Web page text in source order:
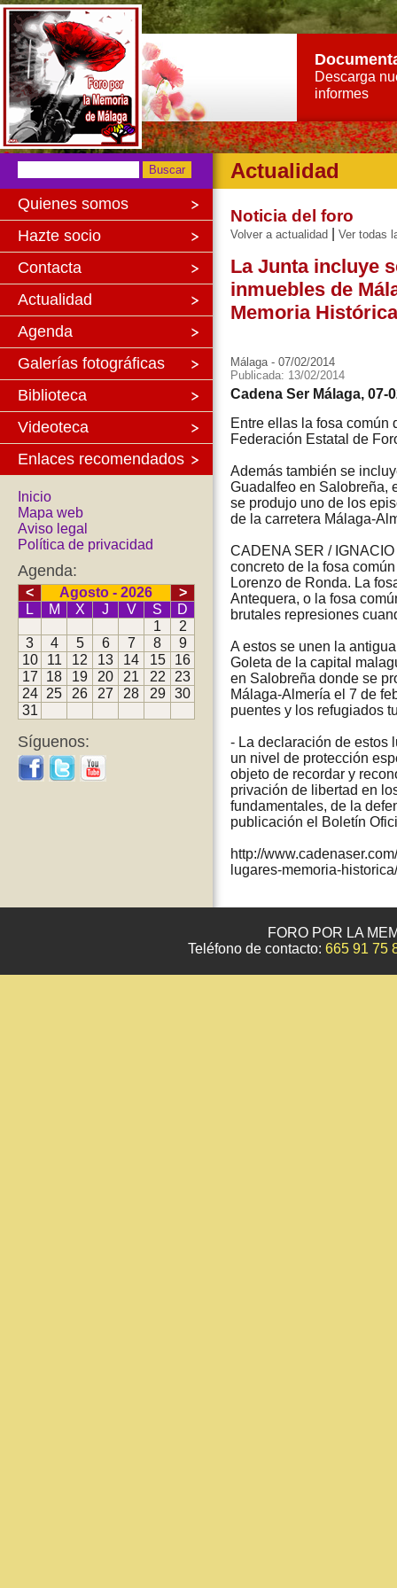
Descarga
informes
Quienes somos
Hazte socio
Contacta
Actualidad
Agenda
Galerías fotográficas
Biblioteca
Videoteca
Enlaces recomendados
Inicio
Mapa web
Aviso legal
Política de privacidad
Agenda:
< Agosto - 2026
>
L
M X J V S
D
1
2
3
4 5 6 7 8
9
10
11 12 13 14 15
16
17
18 19 20 21 22
23
24
25 26 27 28 29
30
31
Síguenos:
Actualidad
Noticia del foro
Volver a actualidad Ver todas
La Junta incluye
inmuebles de
Memoria Histórica
Málaga - 07/02/2014
Publicada: 13/02/2014
Cadena Ser Málaga, 07-
Entre ellas la fosa común
Federación Estatal de
Además también se
Guadalfeo en Salobreña,
se produjo uno de los
de la carretera Málaga-
CADENA SER /
concreto de la fosa
Lorenzo de Ronda. La
Antequera, o la fosa
brutales represiones
A estos se unen la
Goleta de la capital
en Salobreña donde se
Málaga-Almería el 7 de
puentes y los refugiados
- La declaración de estos
un nivel de protección
objeto de recordar y
privación de libertad en
fundamentales, de la
publicación el Boletín
http://
lugares-memoria-
FORO POR LA
Teléfono de contacto: 665 91 75